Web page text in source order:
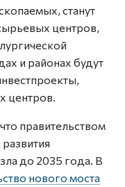
станут
центров,
и районах будут
центров.
правительством
до 2035 года. В
нового моста